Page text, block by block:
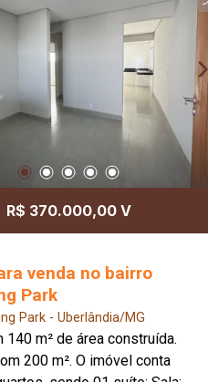
R$ 370.000,00 V
venda no bairro
Park
Park - Uberlândia/MG
140 m² de área construída.
m². O imóvel conta